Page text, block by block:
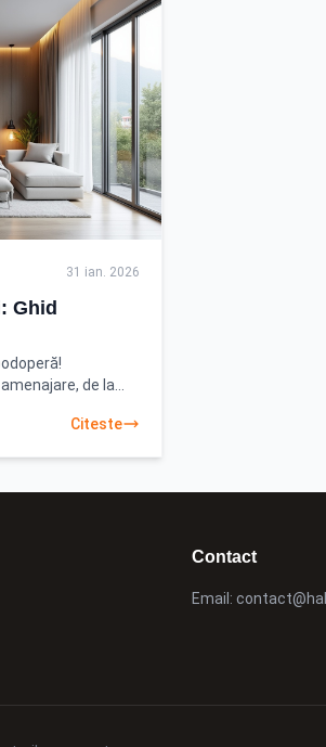
31 ian. 2026
Ghid
de la
Citeste
Contact
Email: